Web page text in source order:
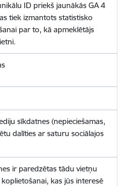
ID priekš jaunākās GA 4
tiek izmantots statistisko
par to, kā apmeklētājs
sīkdatnes (nepieciešamas,
dalīties ar saturu sociālajos
ir paredzētas tādu vietņu
kas jūs interesē